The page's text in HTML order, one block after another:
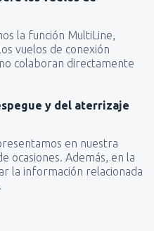
la función MultiLine,
vuelos de conexión
colaboran directamente
y del aterrizaje
en nuestra
ocasiones. Además, en la
la información relacionada